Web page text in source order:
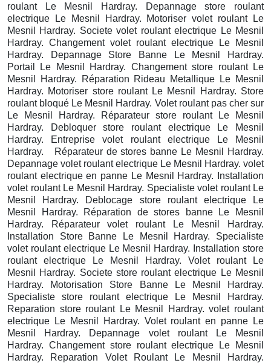
roulant Le Mesnil Hardray. Depannage store roulant
electrique Le Mesnil Hardray. Motoriser volet roulant Le
Mesnil Hardray. Societe volet roulant electrique Le Mesnil
Hardray. Changement volet roulant electrique Le Mesnil
Hardray. Depannage Store Banne Le Mesnil Hardray.
Portail Le Mesnil Hardray. Changement store roulant Le
Mesnil Hardray. Réparation Rideau Metallique Le Mesnil
Hardray. Motoriser store roulant Le Mesnil Hardray. Store
roulant bloqué Le Mesnil Hardray. Volet roulant pas cher sur
Le Mesnil Hardray. Réparateur store roulant Le Mesnil
Hardray. Debloquer store roulant electrique Le Mesnil
Hardray. Entreprise volet roulant electrique Le Mesnil
Hardray. Réparateur de stores banne Le Mesnil Hardray.
Depannage volet roulant electrique Le Mesnil Hardray. volet
roulant electrique en panne Le Mesnil Hardray. Installation
volet roulant Le Mesnil Hardray. Specialiste volet roulant Le
Mesnil Hardray. Deblocage store roulant electrique Le
Mesnil Hardray. Réparation de stores banne Le Mesnil
Hardray. Réparateur volet roulant Le Mesnil Hardray.
Installation Store Banne Le Mesnil Hardray. Specialiste
volet roulant electrique Le Mesnil Hardray. Installation store
roulant electrique Le Mesnil Hardray. Volet roulant Le
Mesnil Hardray. Societe store roulant electrique Le Mesnil
Hardray. Motorisation Store Banne Le Mesnil Hardray.
Specialiste store roulant electrique Le Mesnil Hardray.
Reparation store roulant Le Mesnil Hardray. volet roulant
electrique Le Mesnil Hardray. Volet roulant en panne Le
Mesnil Hardray. Depannage volet roulant Le Mesnil
Hardray. Changement store roulant electrique Le Mesnil
Hardray. Reparation Volet Roulant Le Mesnil Hardray.